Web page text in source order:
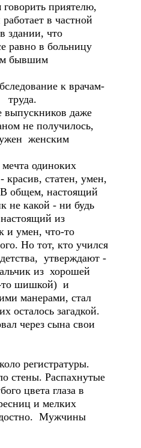
приятелю,
в частной
здании, что
равно в больницу
бывшим
к врачам-
труда.
выпускников даже
не получилось,
женским
одиноких
статен, умен,
общем, настоящий
не какой - ни будь
из
и умен, что-то
Но тот, кто учился
утверждают -
из хорошей
то шишкой) и
манерами, стал
осталось загадкой.
через сына свои
регистратуры.
стены. Распахнутые
цвета глаза в
и мелких
Мужчины